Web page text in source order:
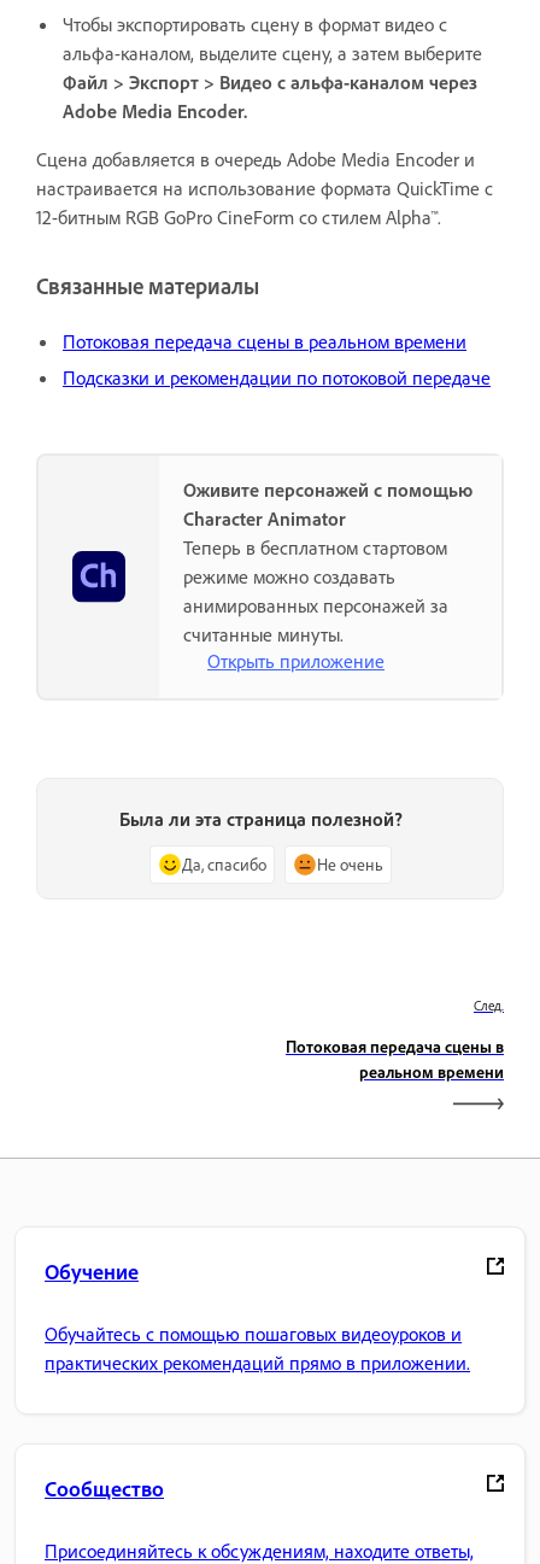
Чтобы экспортировать сцену в формат видео с
альфа-каналом, выделите сцену, а затем выберите
Файл > Экспорт > Видео с альфа-каналом через
Adobe Media Encoder.
Сцена добавляется в очередь Adobe Media Encoder и
настраивается на использование формата QuickTime с
12-битным RGB GoPro CineForm со стилем Alpha™.
Связанные материалы
Потоковая передача сцены в реальном времени
Подсказки и рекомендации по потоковой передаче
Оживите персонажей с помощью
Character Animator
Теперь в бесплатном стартовом
режиме можно создавать
анимированных персонажей за
считанные минуты.
Открыть приложение
Была ли эта страница полезной?
Да, спасибо Не очень
След.
Потоковая передача сцены в
реальном времени
Обучение
Обучайтесь с помощью пошаговых видеоуроков и
практических рекомендаций прямо в приложении.
Сообщество
Присоединяйтесь к обсуждениям, находите ответы,